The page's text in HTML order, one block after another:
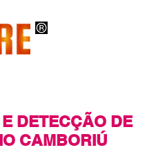
DETECÇÃO DE
CAMBORIÚ